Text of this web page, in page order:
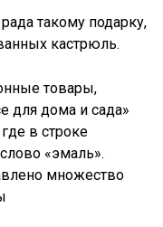
такому подарку,
кастрюль.
товары,
для дома и сада»
в строке
«эмаль».
множество